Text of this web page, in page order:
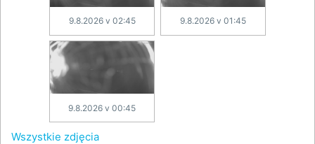
9.8.2026 v 02:45 9.8.2026 v 01:45
9.8.2026 v 00:45
Wszystkie zdjęcia